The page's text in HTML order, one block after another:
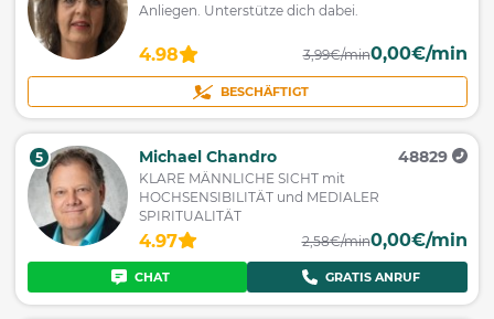
Anliegen. Unterstütze dich dabei.
4.98 3,99€/min0,00€/min
BESCHÄFTIGT
5 Michael Chandro 48829
KLARE MÄNNLICHE SICHT mit
HOCHSENSIBILITÄT und MEDIALER
SPIRITUALITÄT
4.97 2,58€/min0,00€/min
CHAT GRATIS ANRUF